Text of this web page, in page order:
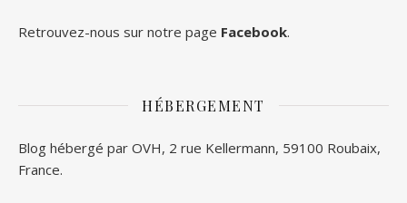
Retrouvez-nous sur notre page Facebook.
HÉBERGEMENT
Blog hébergé par OVH, 2 rue Kellermann, 59100 Roubaix,
France.